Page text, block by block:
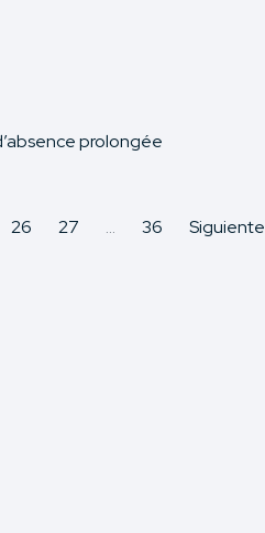
prolongée
26 27 ... 36 Siguiente